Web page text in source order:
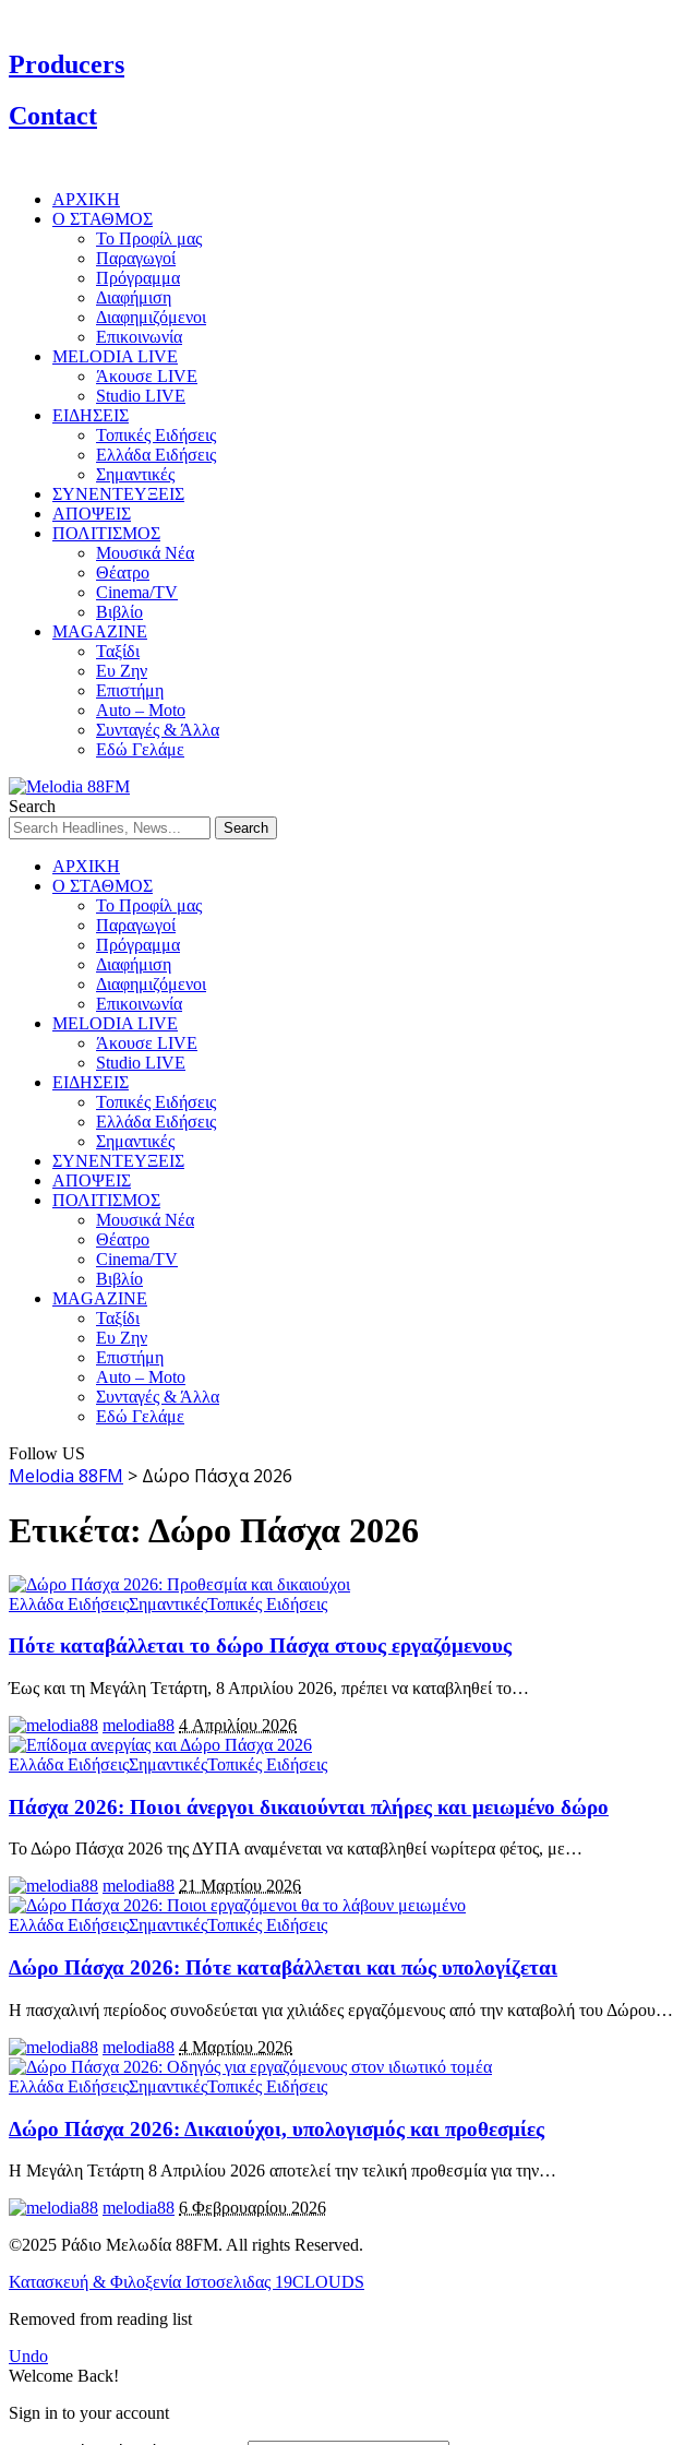
Producers
Contact
ΑΡΧΙΚΗ
Ο ΣΤΑΘΜΟΣ
Το Προφίλ μας
Παραγωγοί
Πρόγραμμα
Διαφήμιση
Διαφημιζόμενοι
Επικοινωνία
MELODIA LIVE
Άκουσε LIVE
Studio LIVE
ΕΙΔΗΣΕΙΣ
Τοπικές Ειδήσεις
Ελλάδα Ειδήσεις
Σημαντικές
ΣΥΝΕΝΤΕΥΞΕΙΣ
ΑΠΟΨΕΙΣ
ΠΟΛΙΤΙΣΜΟΣ
Μουσικά Νέα
Θέατρο
Cinema/TV
Βιβλίο
MAGAZINE
Ταξίδι
Ευ Ζην
Επιστήμη
Auto – Moto
Συνταγές & Άλλα
Εδώ Γελάμε
Search
ΑΡΧΙΚΗ
Ο ΣΤΑΘΜΟΣ
Το Προφίλ μας
Παραγωγοί
Πρόγραμμα
Διαφήμιση
Διαφημιζόμενοι
Επικοινωνία
MELODIA LIVE
Άκουσε LIVE
Studio LIVE
ΕΙΔΗΣΕΙΣ
Τοπικές Ειδήσεις
Ελλάδα Ειδήσεις
Σημαντικές
ΣΥΝΕΝΤΕΥΞΕΙΣ
ΑΠΟΨΕΙΣ
ΠΟΛΙΤΙΣΜΟΣ
Μουσικά Νέα
Θέατρο
Cinema/TV
Βιβλίο
MAGAZINE
Ταξίδι
Ευ Ζην
Επιστήμη
Auto – Moto
Συνταγές & Άλλα
Εδώ Γελάμε
Follow US
Melodia 88FM > Δώρο Πάσχα 2026
Ετικέτα: Δώρο Πάσχα 2026
Ελλάδα ΕιδήσειςΣημαντικέςΤοπικές Ειδήσεις
Πότε καταβάλλεται το δώρο Πάσχα στους εργαζόμενους
Έως και τη Μεγάλη Τετάρτη, 8 Απριλίου 2026, πρέπει να καταβληθεί το…
melodia88 4 Απριλίου 2026
Ελλάδα ΕιδήσειςΣημαντικέςΤοπικές Ειδήσεις
Πάσχα 2026: Ποιοι άνεργοι δικαιούνται πλήρες και μειωμένο δώρο
Το Δώρο Πάσχα 2026 της ΔΥΠΑ αναμένεται να καταβληθεί νωρίτερα φέτος, με…
melodia88 21 Μαρτίου 2026
Ελλάδα ΕιδήσειςΣημαντικέςΤοπικές Ειδήσεις
Δώρο Πάσχα 2026: Πότε καταβάλλεται και πώς υπολογίζεται
Η πασχαλινή περίοδος συνοδεύεται για χιλιάδες εργαζόμενους από την καταβολή του Δώρου…
melodia88 4 Μαρτίου 2026
Ελλάδα ΕιδήσειςΣημαντικέςΤοπικές Ειδήσεις
Δώρο Πάσχα 2026: Δικαιούχοι, υπολογισμός και προθεσμίες
Η Μεγάλη Τετάρτη 8 Απριλίου 2026 αποτελεί την τελική προθεσμία για την…
melodia88 6 Φεβρουαρίου 2026
©2025 Ράδιο Μελωδία 88FM. All rights Reserved.
Κατασκευή & Φιλοξενία Ιστοσελιδας 19CLOUDS
Removed from reading list
Undo
Welcome Back!
Sign in to your account